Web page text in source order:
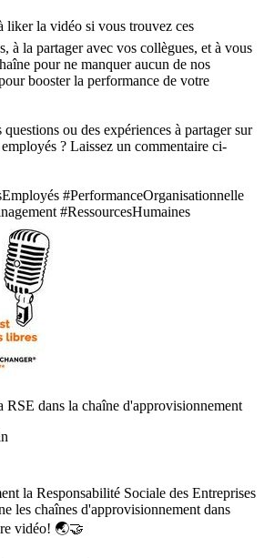
liker la vidéo si vous trouvez ces
à la partager avec vos collègues, et à vous
pour ne manquer aucun de nos
booster la performance de votre
ou des expériences à partager sur
? Laissez un commentaire ci-
#PerformanceOrganisationnelle
#RessourcesHumaines
RSE dans la chaîne d'approvisionnement
la Responsabilité Sociale des Entreprises
les chaînes d'approvisionnement dans
vidéo! 🌏🤝